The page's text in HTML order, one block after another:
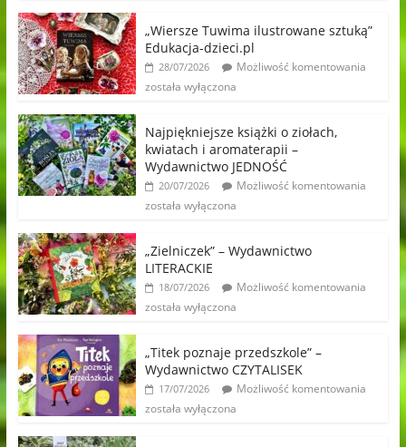
„Wiersze Tuwima ilustrowane sztuką”
Edukacja-dzieci.pl
28/07/2026
Możliwość komentowania
została wyłączona
Najpiękniejsze książki o ziołach,
kwiatach i aromaterapii –
Wydawnictwo JEDNOŚĆ
20/07/2026
Możliwość komentowania
została wyłączona
„Zielniczek” – Wydawnictwo
LITERACKIE
18/07/2026
Możliwość komentowania
została wyłączona
„Titek poznaje przedszkole” –
Wydawnictwo CZYTALISEK
17/07/2026
Możliwość komentowania
została wyłączona